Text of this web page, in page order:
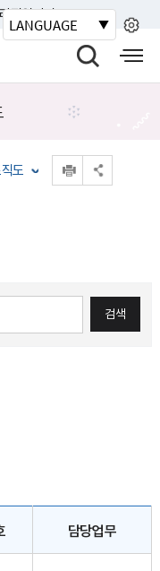
집입니다.
도
검색
담당업무
LANGUAGE